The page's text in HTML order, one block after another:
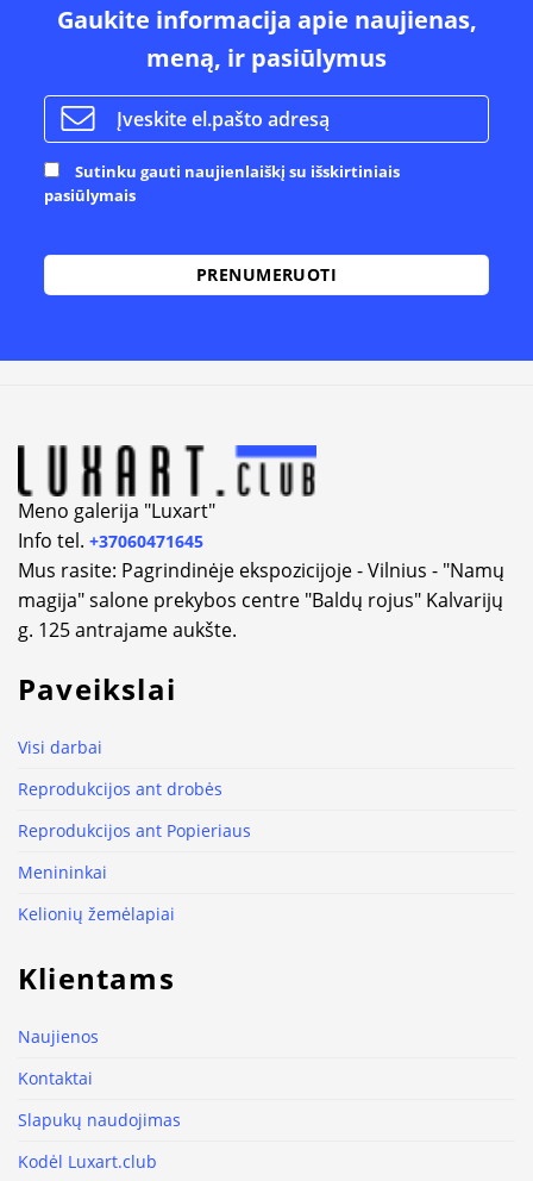
Gaukite informacija apie naujienas,
meną, ir pasiūlymus
Sutinku gauti naujienlaiškį su išskirtiniais
pasiūlymais
Meno galerija "Luxart"
Info tel. +37060471645
Mus rasite: Pagrindinėje ekspozicijoje - Vilnius - "Namų
magija" salone prekybos centre "Baldų rojus" Kalvarijų
g. 125 antrajame aukšte.
Paveikslai
Visi darbai
Reprodukcijos ant drobės
Reprodukcijos ant Popieriaus
Menininkai
Kelionių žemėlapiai
Klientams
Naujienos
Kontaktai
Slapukų naudojimas
Kodėl Luxart.club